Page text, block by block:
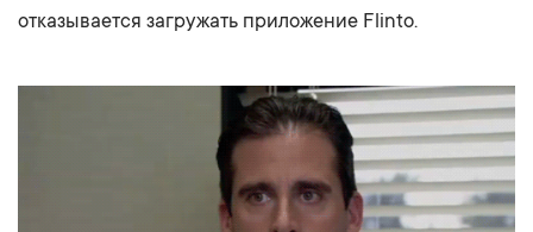
отказывается загружать приложение Flinto.